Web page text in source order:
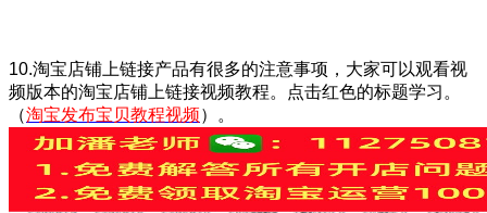
10.淘宝店铺上链接产品有很多的注意事项，大家可以观看视
频版本的淘宝店铺上链接视频教程。点击红色的标题学习。
（淘宝发布宝贝教程视频）。